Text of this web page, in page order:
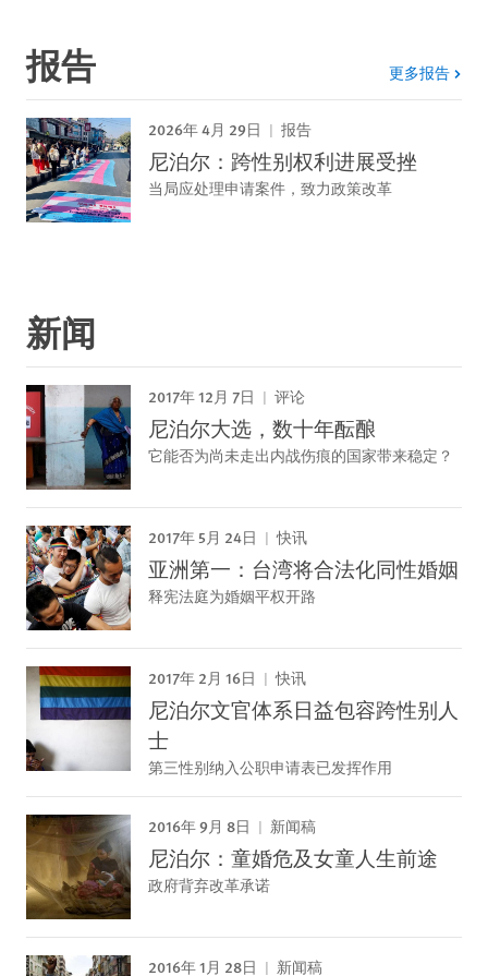
报告 更多报告
2026年 4月 29日 报告
尼泊尔：跨性别权利进展受挫
当局应处理申请案件，致力政策改革
新闻
2017年 12月 7日 评论
尼泊尔大选，数十年酝酿
它能否为尚未走出内战伤痕的国家带来稳定？
2017年 5月 24日 快讯
亚洲第一：台湾将合法化同性婚姻
释宪法庭为婚姻平权开路
2017年 2月 16日 快讯
尼泊尔文官体系日益包容跨性别人
士
第三性别纳入公职申请表已发挥作用
2016年 9月 8日 新闻稿
尼泊尔：童婚危及女童人生前途
政府背弃改革承诺
2016年 1月 28日 新闻稿